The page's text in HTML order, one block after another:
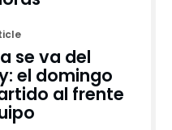
se va del
el domingo
al frente